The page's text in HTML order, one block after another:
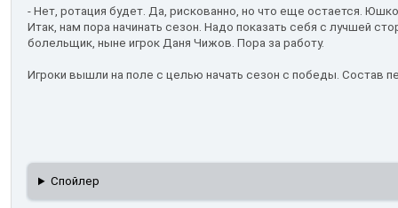
- Нет, ротация будет. Да, рискованно, но что еще остается.
Итак, нам пора начинать сезон. Надо показать себя с лучшей
болельщик, ныне игрок Даня Чижов. Пора за работу.
Игроки вышли на поле с целью начать сезон с победы. Состав
Спойлер